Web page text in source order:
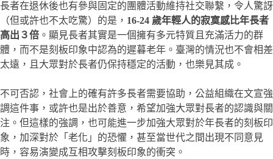
長者在退休後也有參與固定的團體活動維持社交聯繫，令人驚訝
（但或許也不太吃驚）的是， 16-24 歲年輕人的寂寞感比年長者
高出３倍 。顯見長者其實是一個擁有多元特質且充滿活力的群
體，而不是刻板印象中認為的遲暮老年。臺灣的情況也不會相差
太遠，且大眾對於長者仍保持穩定的活動，也樂見其成。
不可否認，社會上的確有許多長者需要協助，公益組織在文宣強
調這件事，或許也是出於善意，希望加強大眾對長者的認識與關
注。但這樣的強調，也可能進一步加強大眾對於年長者的刻板印
象，加深對於「老化」的恐懼，甚至當世代之間出現不同意見
時，容易演變成互相攻擊刻板印象的衝突。